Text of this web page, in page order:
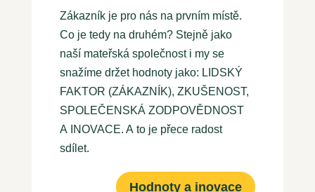
Zákazník je pro nás na prvním místě.
Co je tedy na druhém? Stejně jako
naší mateřská společnost i my se
snažíme držet hodnoty jako: LIDSKÝ
FAKTOR (ZÁKAZNÍK), ZKUŠENOST,
SPOLEČENSKÁ ZODPOVĚDNOST
A INOVACE. A to je přece radost
sdílet.
Hodnoty a inovace